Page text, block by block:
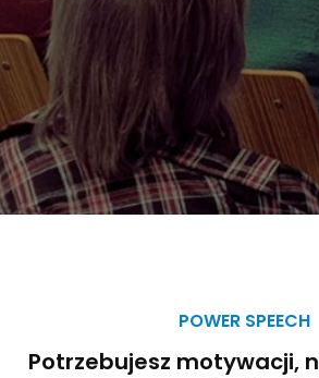
POWER SPEECH
Potrzebujesz motywacji,